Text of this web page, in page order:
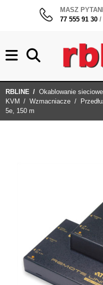
MASZ
77 555 91 30 /
RBLINE Okablowanie
KVM
Wzmacniacze
5e, 150 m